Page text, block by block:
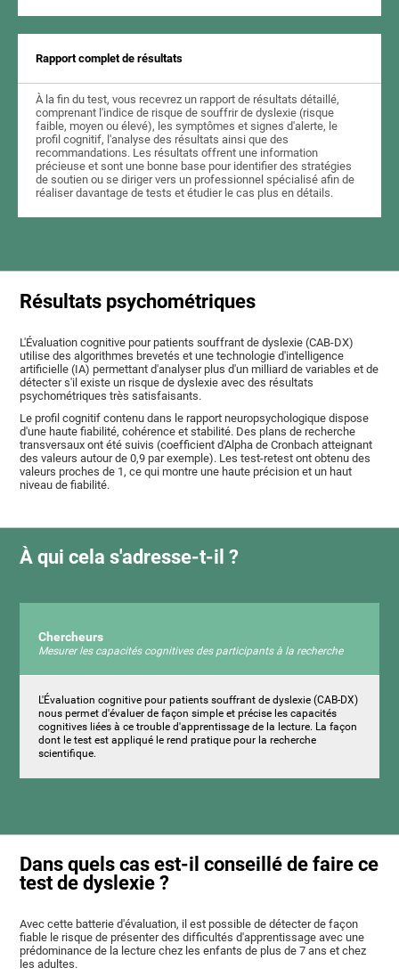
Rapport complet de résultats
À la fin du test, vous recevrez un rapport de résultats détaillé,
comprenant l'indice de risque de souffrir de dyslexie (risque
faible, moyen ou élevé), les symptômes et signes d'alerte, le
profil cognitif, l'analyse des résultats ainsi que des
recommandations. Les résultats offrent une information
précieuse et sont une bonne base pour identifier des stratégies
de soutien ou se diriger vers un professionnel spécialisé afin de
réaliser davantage de tests et étudier le cas plus en détails.
Résultats psychométriques
L'Évaluation cognitive pour patients souffrant de dyslexie (CAB-DX)
utilise des algorithmes brevetés et une technologie d'intelligence
artificielle (IA) permettant d'analyser plus d'un milliard de variables et de
détecter s'il existe un risque de dyslexie avec des résultats
psychométriques très satisfaisants.
Le profil cognitif contenu dans le rapport neuropsychologique dispose
d'une haute fiabilité, cohérence et stabilité. Des plans de recherche
transversaux ont été suivis (coefficient d'Alpha de Cronbach atteignant
des valeurs autour de 0,9 par exemple). Les test-retest ont obtenu des
valeurs proches de 1, ce qui montre une haute précision et un haut
niveau de fiabilité.
À qui cela s'adresse-t-il ?
Chercheurs
Mesurer les capacités cognitives des participants à la recherche
L'Évaluation cognitive pour patients souffrant de dyslexie (CAB-DX)
nous permet d'évaluer de façon simple et précise les capacités
cognitives liées à ce trouble d'apprentissage de la lecture. La façon
dont le test est appliqué le rend pratique pour la recherche
scientifique.
Dans quels cas est-il conseillé de faire ce
test de dyslexie ?
Avec cette batterie d'évaluation, il est possible de détecter de façon
fiable le risque de présenter des difficultés d'apprentissage avec une
prédominance de la lecture chez les enfants de plus de 7 ans et chez
les adultes.